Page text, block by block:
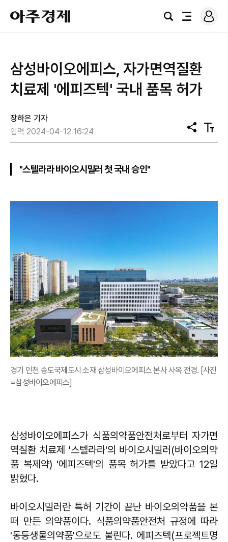
아
주
경
검
전
로
그
삼성바이오에피스, 자가면역질환
치료제 '에피즈텍' 국내 품목 허가
장하은 기자
입력 2024-04-12 16:24
공
유
텍
스
"스텔라라 바이오시밀러 첫 국내 승인"
경기 인천 송도국제도시 소재 삼성바이오에피스 본사 사옥 전경. [사진
=삼성바이오에피스]
삼성바이오에피스가 식품의약품안전처로부터 자가면
역질환 치료제 '스텔라라'의 바이오시밀러(바이오의약
품 복제약) '에피즈텍'의 품목 허가를 받았다고 12일
밝혔다.
바이오시밀러란 특허 기간이 끝난 바이오의약품을 본
떠 만든 의약품이다. 식품의약품안전처 규정에 따라
'동등생물의약품'으로도 불린다. 에피즈텍(프로젝트명